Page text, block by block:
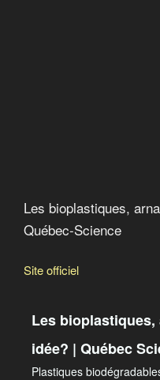
Les bioplastiques,
Québec-Science
Site officiel
Les
idée? | Québec
Plastiques